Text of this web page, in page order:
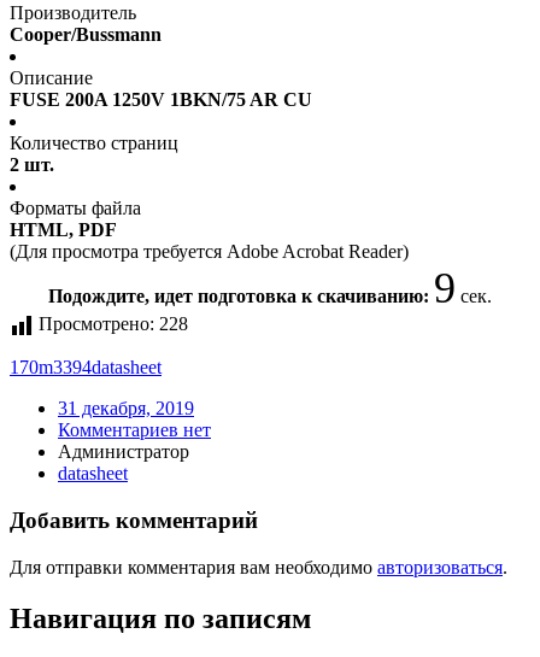
Производитель
Cooper/Bussmann
Описание
FUSE 200A 1250V 1BKN/75 AR CU
Количество страниц
2 шт.
Форматы файла
HTML, PDF
(Для просмотра требуется Adobe Acrobat Reader)
Подождите, идет подготовка к скачиванию: 8 сек.
Просмотрено: 228
170m3394datasheet
31 декабря, 2019
Комментариев нет
Администратор
datasheet
Добавить комментарий
Для отправки комментария вам необходимо авторизоваться.
Навигация по записям